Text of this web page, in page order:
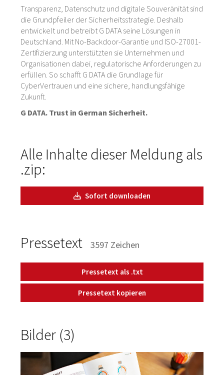
Transparenz, Datenschutz und digitale Souveränität sind
die Grundpfeiler der Sicherheitsstrategie. Deshalb
entwickelt und betreibt G DATA seine Lösungen in
Deutschland. Mit No-Backdoor-Garantie und ISO-27001-
Zertifizierzung unterstützten sie Unternehmen und
Organisationen dabei, regulatorische Anforderungen zu
erfüllen. So schafft G DATA die Grundlage für
CyberVertrauen und eine sichere, handlungsfähige
Zukunft.
G DATA. Trust in German Sicherheit.
Alle Inhalte dieser Meldung als
.zip:
Sofort downloaden
Pressetext 3597 Zeichen
Pressetext als .txt
Pressetext kopieren
Bilder (3)